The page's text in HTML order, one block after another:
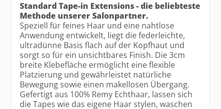
Standard Tape-in Extensions - die beliebteste
Methode unserer Salonpartner.
Speziell für feines Haar und eine nahtlose
Anwendung entwickelt, liegt die federleichte,
ultradünne Basis flach auf der Kopfhaut und
sorgt so für ein unsichtbares Finish. Die 3cm
breite Klebefläche ermöglicht eine flexible
Platzierung und gewährleistet natürliche
Bewegung sowie einen makellosen Übergang.
Gefertigt aus 100% Remy Echthaar, lassen sich
die Tapes wie das eigene Haar stylen, waschen